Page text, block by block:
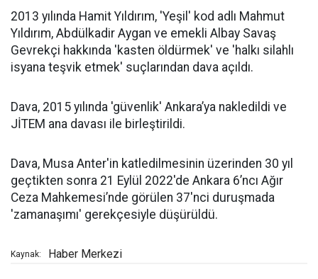
2013 yılında Hamit Yıldırım, 'Yeşil' kod adlı Mahmut
Yıldırım, Abdülkadir Aygan ve emekli Albay Savaş
Gevrekçi hakkında 'kasten öldürmek' ve 'halkı silahlı
isyana teşvik etmek' suçlarından dava açıldı.
Dava, 2015 yılında 'güvenlik' Ankara’ya nakledildi ve
JİTEM ana davası ile birleştirildi.
Dava, Musa Anter'in katledilmesinin üzerinden 30 yıl
geçtikten sonra 21 Eylül 2022'de Ankara 6’ncı Ağır
Ceza Mahkemesi’nde görülen 37'nci duruşmada
'zamanaşımı' gerekçesiyle düşürüldü.
Kaynak: Haber Merkezi